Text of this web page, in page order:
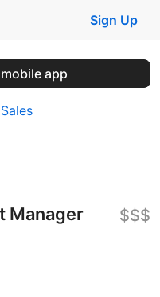
Sign Up
app
Sales
Manager
$$$